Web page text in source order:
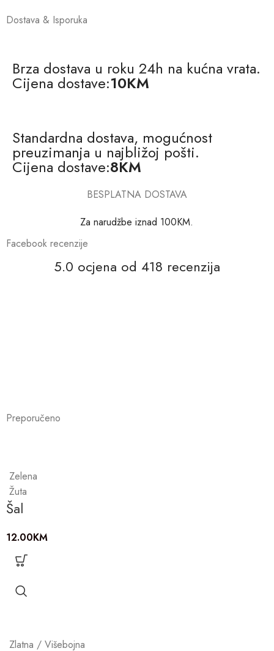
Dostava & Isporuka
Brza dostava u roku 24h na kućna vrata.
Cijena dostave:10KM
Standardna dostava, mogućnost
preuzimanja u najbližoj pošti.
Cijena dostave:8KM
BESPLATNA DOSTAVA
Za narudžbe iznad 100KM.
Facebook recenzije
5.0 ocjena od 418 recenzija
Preporučeno
Zelena
Žuta
Šal
12.00KM
Zlatna / Višebojna